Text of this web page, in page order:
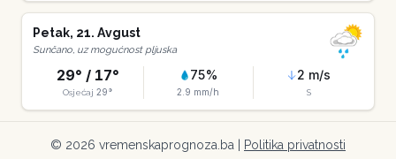
Petak, 21. Avgust
Sunčano, uz mogućnost pljuska
29° / 17°
Osjećaj 29°
75%
2.9 mm/h
2 m/s
S
© 2026 vremenskaprognoza.ba | Politika privatnosti